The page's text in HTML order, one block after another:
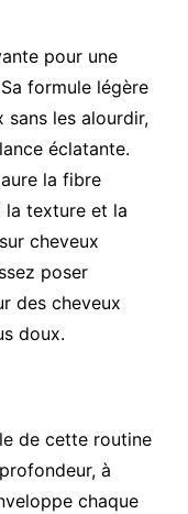
pour une
formule légère
sans les alourdir,
éclatante.
la fibre
la texture et la
cheveux
poser
des cheveux
doux.
de cette routine
à
chaque